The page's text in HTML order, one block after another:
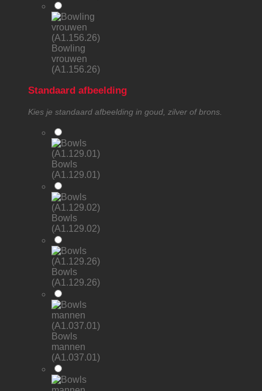
Bowling
vrouwen
(A1.156.26)
Standaard afbeelding
Kies je standaard afbeelding in goud, zilver of brons.
Bowls
(A1.129.01)
Bowls
(A1.129.02)
Bowls
(A1.129.26)
Bowls
mannen
(A1.037.01)